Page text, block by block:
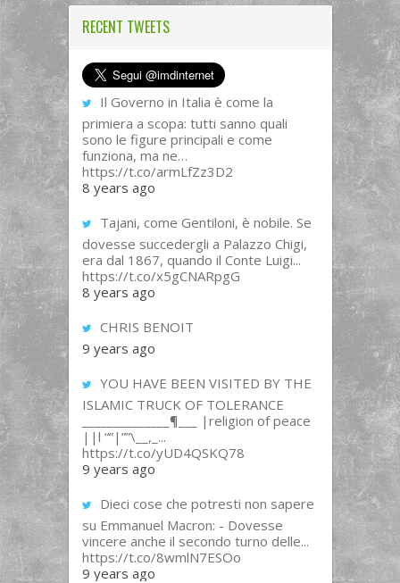
RECENT TWEETS
Il Governo in Italia è come la
primiera a scopa: tutti sanno quali
sono le figure principali e come
funziona, ma ne…
https://t.co/armLfZz3D2
8 years ago
Tajani, come Gentiloni, è nobile. Se
dovesse succedergli a Palazzo Chigi,
era dal 1867, quando il Conte Luigi...
https://t.co/x5gCNARpgG
8 years ago
CHRIS BENOIT
9 years ago
YOU HAVE BEEN VISITED BY THE
ISLAMIC TRUCK OF TOLERANCE
______________¶___ |religion of peace
||l “”|””\__,_...
https://t.co/yUD4QSKQ78
9 years ago
Dieci cose che potresti non sapere
su Emmanuel Macron: - Dovesse
vincere anche il secondo turno delle...
https://t.co/8wmlN7ESOo
9 years ago